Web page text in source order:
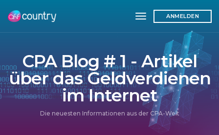
toggle navigation
ANMELDEN
CPA Blog # 1 - Artikel
über das Geldverdienen
im Internet
Die neuesten Informationen aus der CPA-Welt